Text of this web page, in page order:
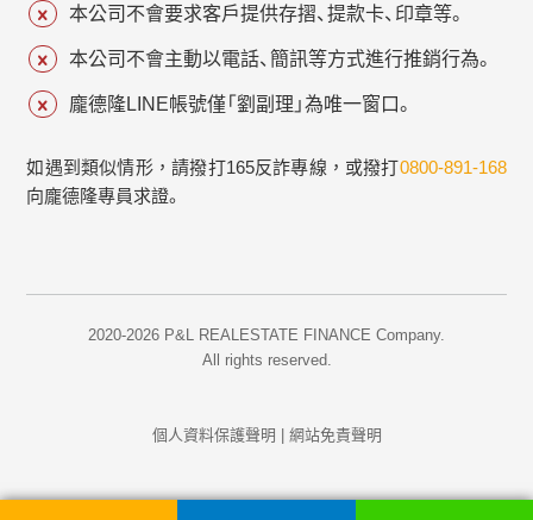
本公司不會要求客戶提供存摺、提款卡、印章等。
本公司不會主動以電話、簡訊等方式進行推銷行為。
龐德隆LINE帳號僅「劉副理」為唯一窗口。
如遇到類似情形，請撥打165反詐專線，或撥打0800-891-168
向龐德隆專員求證。
2020-2026 P&L REALESTATE FINANCE Company.
All rights reserved.
個人資料保護聲明 網站免責聲明